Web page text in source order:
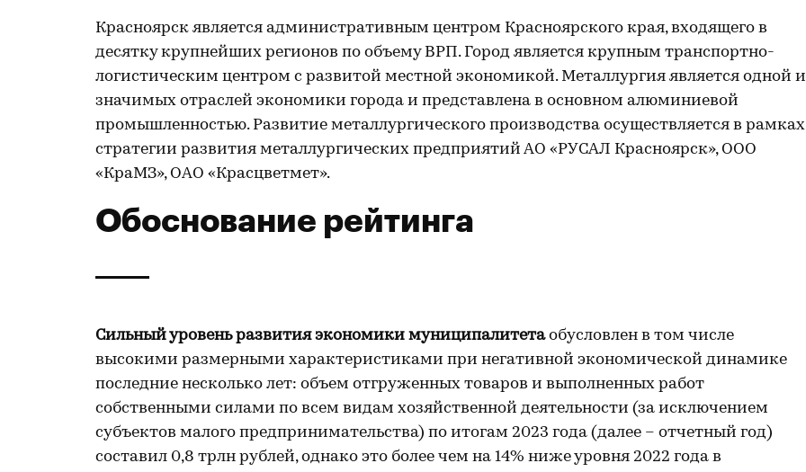
Красноярск является административным центром Красноярского края, входящего в
десятку крупнейших регионов по объему ВРП. Город является крупным транспортно-
логистическим центром с развитой местной экономикой. Металлургия является одной
значимых отраслей экономики города и представлена в основном алюминиевой
промышленностью. Развитие металлургического производства осуществляется в рамках
стратегии развития металлургических предприятий АО «РУСАЛ Красноярск», ООО
«КраМЗ», ОАО «Красцветмет».
Обоснование рейтинга
Сильный уровень развития экономики муниципалитетаобусловлен в том числе
высокими размерными характеристиками при негативной экономической динамике
последние несколько лет: объем отгруженных товаров и выполненных работ
собственными силами по всем видам хозяйственной деятельности (за исключением
субъектов малого предпринимательства) по итогам 2023 года (далее – отчетный год)
составил 0,8 трлн рублей, однако это более чем на 14% ниже уровня 2022 года в